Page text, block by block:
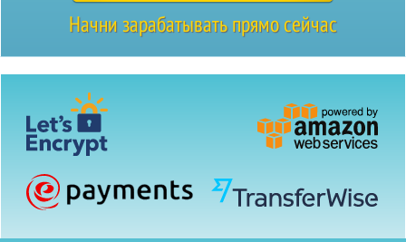
Начни зарабатывать прямо сейчас